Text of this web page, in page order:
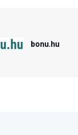
bonu.hu